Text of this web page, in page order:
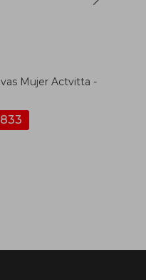
Mujer Actvitta -
833